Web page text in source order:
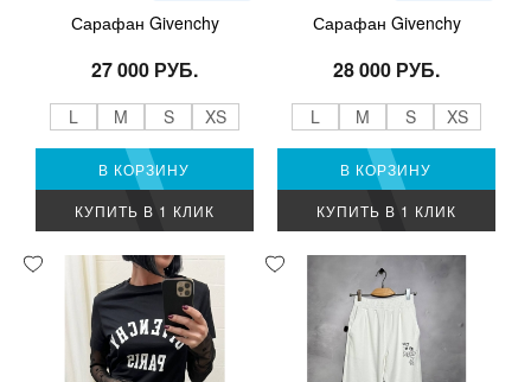
Сарафан Givenchy
27 000 РУБ.
L M S XS
В КОРЗИНУ
КУПИТЬ В 1 КЛИК
Сарафан Givenchy
28 000 РУБ.
L M S XS
В КОРЗИНУ
КУПИТЬ В 1 КЛИК